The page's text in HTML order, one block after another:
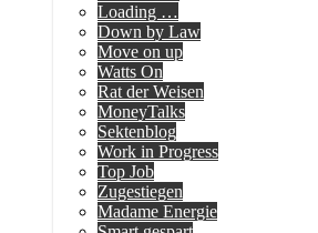
Loading …
Down by Law
Move on up
Watts On
Rat der Weisen
MoneyTalks
Sektenblog
Work in Progress
Top Job
Zugestiegen
Madame Energie